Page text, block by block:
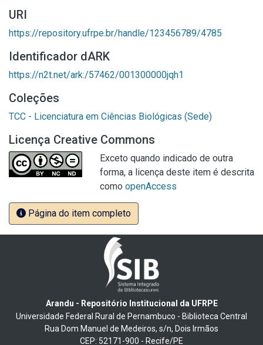
URI
https://repository.ufrpe.br/handle/123456789/4785
Identificador dARK
https://n2t.net/ark:/57462/001300000jqh1
Coleções
TCC - Licenciatura em Ciências Biológicas (Sede)
Licença Creative Commons
Exceto quando indicado de outra
forma, a licença deste item é descrita
como openAccess
Página do item completo
Arandu - Repositório Institucional da UFRPE
Universidade Federal Rural de Pernambuco - Biblioteca Central
Rua Dom Manuel de Medeiros, s/n, Dois Irmãos
CEP: 52171-900 - Recife/PE